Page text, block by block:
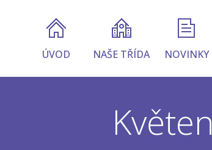
ÚVOD NAŠE TŘÍDA NOVINKY
Květen